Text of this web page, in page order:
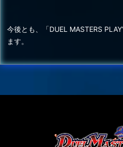
今後とも、「DUEL MASTERS
ます。